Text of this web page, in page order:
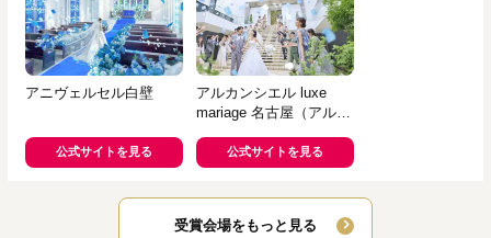
アニヴェルセル白壁
公式サイトを見る
アルカンシエル luxe
mariage 名古屋（アルカ
公式サイトを見る
受賞会場をもっと見る